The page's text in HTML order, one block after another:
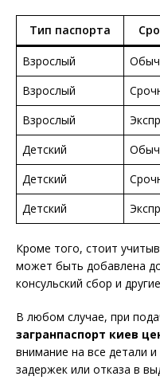
Тип паспорта
Взрослый
Взрослый
Взрослый
Детский
Детский
Детский
Кроме того, стоит
может быть добавлена
консульский сбор и
В любом случае, при
загранпаспорт киев
внимание на все детали
задержек или отказа в